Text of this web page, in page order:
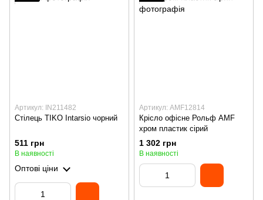
Артикул: IN211482
Стілець TIKO Intarsio чорний
511 грн
В наявності
Оптові ціни
Артикул: AMF12814
Крісло офісне Рольф AMF
хром пластик сірий
1 302 грн
В наявності